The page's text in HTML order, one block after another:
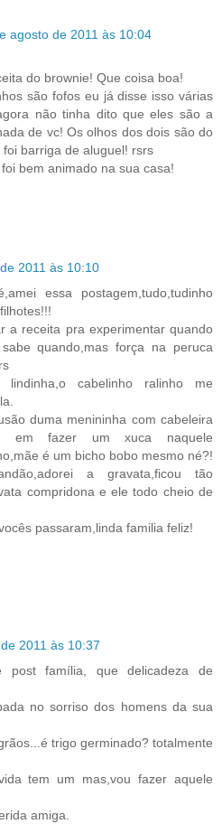
agosto de 2011 às 10:04
do brownie! Que coisa boa!
são fofos eu já disse isso várias
não tinha dito que eles são a
de vc! Os olhos dos dois são do
barriga de aluguel! rsrs
bem animado na sua casa!
2011 às 10:10
essa postagem,tudo,tudinho
a receita pra experimentar quando
quando,mas força na peruca
cabelinho ralinho me
duma menininha com cabeleira
em fazer um xuca naquele
é um bicho bobo mesmo né?!
a gravata,ficou tão
compridona e ele todo cheio de
passaram,linda familia feliz!
2011 às 10:37
post família, que delicadeza de
no sorriso dos homens da sua
trigo germinado? totalmente
tem um mas,vou fazer aquele
amiga.